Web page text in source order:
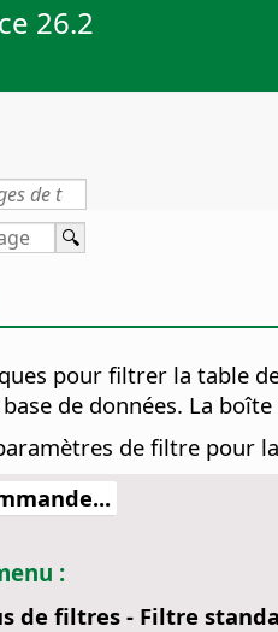
26.2
pour filtrer la table
de données. La
de filtre pour
:
de filtres - Filtre